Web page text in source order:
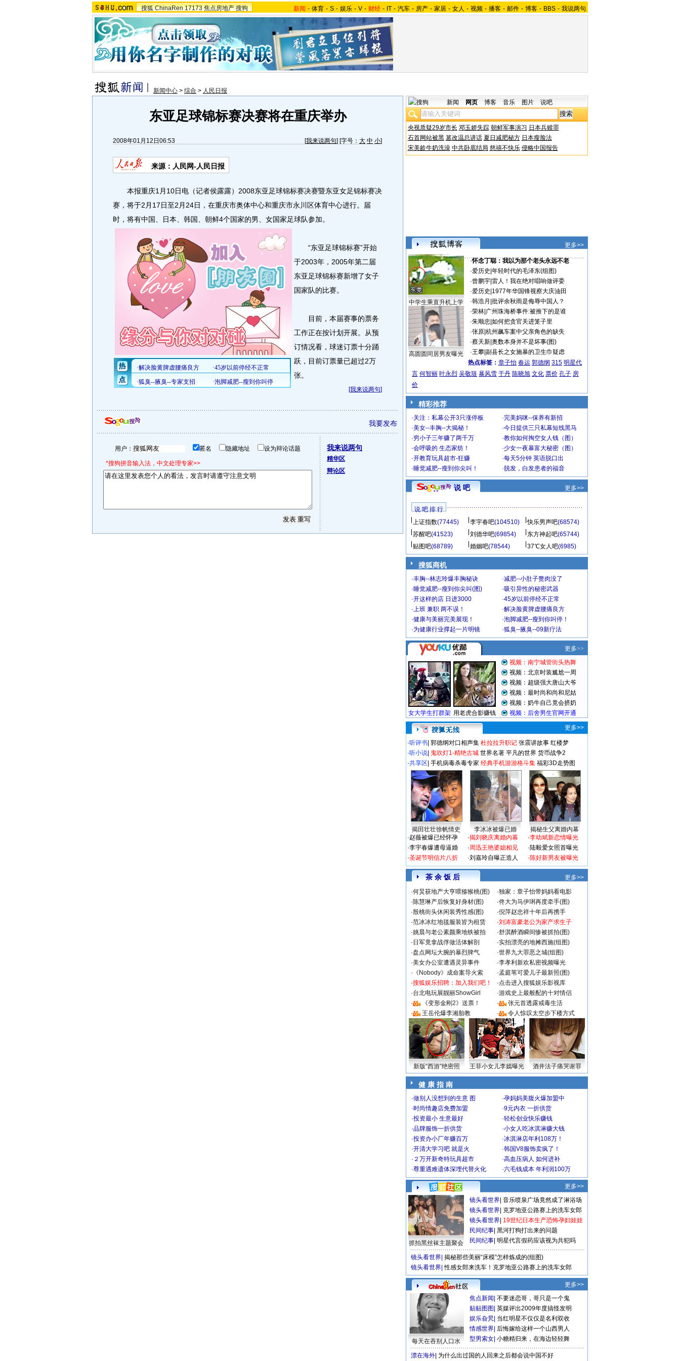
搜狐 ChinaRen 17173 焦点房地产 搜狗 新闻 - 体育 - S - 娱乐 - V - 财经 - IT - 汽车 - 房产 - 家居 - 女人 - 视频 - 播客 - 邮件 - 博客 - BBS - 我说两句
新闻中心 > 综合 > 人民日报
东亚足球锦标赛决赛将在重庆举办
2008年01月12日06:53 [我来说两句] [字号： 大 中 小]
来源：人民网-人民日报
本报重庆1月10日电（记者侯露露）2008东亚足球锦标赛决赛暨东亚女足锦标赛决
赛，将于2月17日至2月24日，在重庆市奥体中心和重庆市永川区体育中心进行。届
时，将有中国、日本、韩国、朝鲜4个国家的男、女国家足球队参加。
“东亚足球锦标赛”开始
于2003年，2005年第二届
东亚足球锦标赛新增了女子
国家队的比赛。
目前，本届赛事的票务
工作正在按计划开展。从预
订情况看，球迷订票十分踊
跃，目前订票量已超过2万
张。
[我来说两句]
我要发布
用户： 匿名 隐藏地址 设为辩论话题
*搜狗拼音输入法，中文处理专家>>
我来说两句
精华区
辩论区
新闻 网页 博客 音乐 图片 说吧
央视质疑29岁市长 邓玉娇失踪 朝鲜军事演习 日本兵赎罪
石首网站被黑 篡改温总讲话 夏日减肥秘方 日本瘦脸法
宋美龄牛奶洗澡 中共卧底结局 慈禧不快乐 侵略中国报告
更多>>
中学生乘直升机上学
高圆圆同居男友曝光
·怀念丁聪：我以为那个老头永远不老
·爱历史 年轻时代的毛泽东(组图)
·曾鹏宇| 雷人！我在绝对唱响做评委
·爱历史 1977年华国锋视察大庆油田
·韩浩月 批评余秋雨是侮辱中国人？
·荣林| 广州珠海桥事件:被推下的是谁
·朱顺忠 如何把贪官关进笼子里
·张原| 杭州飙车案中父亲角色的缺失
·蔡天新| 奥数本身并不是坏事(图)
·王攀| 副县长之女施暴的卫生巾疑虑
热点标签： 章子怡 春运 郭德纲 315 明星代
言 何智丽 叶永烈 吴敬琏 暴风雪 于丹 陈晓旭 文化 票价 孔子 房
价
精彩推荐
·关注：私幕公开3只涨停板 ·完美妈咪--保养有新招
·美女--丰胸--大揭秘！ ·今日提供三只私幕短线黑马
·穷小子三年赚了两千万 ·教你如何掏空女人钱（图）
·会呼吸的 生态家纺！ ·少女一夜暴富大秘密（图）
·开教育玩具超市-狂赚 ·每天5分钟 英语脱口出
·睡觉减肥--瘦到你尖叫！ · 脱发，白发患者的福音
说 吧 更多>>
说 吧 排 行
上证指数(77445) 李宇春吧(104510) 快乐男声吧(68574)
苏醒吧(41523) 刘德华吧(69854) 东方神起吧(65744)
贴图吧(68789) 婚姻吧(78544) 37℃女人吧(6985)
搜狐商机
·丰胸--林志玲爆丰胸秘诀 ·减肥--小肚子赘肉没了
·睡觉减肥--瘦到你尖叫(图) ·吸引异性的秘密武器
·开这样的店 日进3000 ·45岁以前停经不正常
·上班 兼职 两不误！ ·解决脸黄脾虚腰痛良方
·健康与美丽完美展现！ ·泡脚减肥--瘦到你叫停！
·为健康行业撑起一片明镜 ·狐臭--腋臭--09新疗法
更多>>
·听评书 郭德纲对口相声集 杜拉拉升职记 张震讲故事 红楼梦
·听小说 鬼吹灯1-精绝古城 世界名著 平凡的世界 货币战争2
·共享区 手机病毒杀毒专家 经典手机游游格斗集 福彩3D走势图
揭田壮壮徐帆情史 李冰冰被爆已婚
揭秘生父离婚内幕
·赵薇被爆已经怀孕
·李宇春爆遭母逼婚
·圣诞节明信片八折
·揭刘晓庆离婚内幕
·周迅王艳婆媳相见
·刘嘉玲自曝正造人
·李幼斌新恋情曝光
·陆毅爱女照首曝光
·陈好新男友被曝光
茶 余 饭 后
更多>>
·何炅获地产大亨喂猕猴桃(图) ·独家：章子怡带妈妈看电影
·陈慧琳产后恢复好身材(图) ·佟大为马伊琍再度牵手(图)
·殷桃街头休闲装秀性感(图) ·倪萍赵忠祥十年后再携手
·范冰冰红地毯服装皆为租赁 ·刘涛富豪老公为家产求生子
·姚晨与老公素颜乘地铁被拍 ·舒淇醉酒瞬间惨被抓拍(图)
· 日军竟拿战俘做活体解剖 ·实拍漂亮的地摊西施(组图)
·盘点网坛大腕的暴烈脾气 ·世界九大罪恶之城(组图)
·美女办公室遭遇灵异事件 ·李孝利新欢私密视频曝光
· 《Nobody》成命案导火索 ·孟庭苇可爱儿子最新照(图)
·搜狐娱乐招聘：加入我们吧！ ·点击进入搜狐娱乐影视库
·台北电玩展靓丽ShowGirl ·游戏史上最般配的十对情侣
·
《变形金刚2》送票！ ·
张元首透露戒毒生活
·
王岳伦爆李湘胎教 · 令人惊叹太空步下楼方式
新版“西游”绝密照 王菲小女儿李嫣曝光 酒井法子痛哭谢罪
健 康 指 南
·做别人没想到的生意 图 ·孕妈妈美腹火爆加盟中
·时尚情趣店免费加盟 ·9元内衣 一折供货
·投资最小 生意最好 ·轻松创业快乐赚钱
·品牌服饰一折供货 ·小女人吃冰淇淋赚大钱
·投资办小厂年赚百万 ·冰淇淋店年利108万！
·开清大学习吧 就是火 ·韩国V8服饰卖疯了！
· ２万开新奇特玩具超市 ·高血压病人 如何进补
·尊重遇难遗体深埋代替火化 ·六毛钱成本 年利润100万
更多>>
抓拍黑丝袜主题聚会
镜头看世界 音乐喷泉广场竟然成了淋浴场
镜头看世界 克罗地亚公路赛上的洗车女郎
镜头看世界 19世纪日本生产恐怖孕妇娃娃
民间纪事 黑河打狗打出来的问题
民间纪事 明星代言假药应该视为共犯吗
镜头看世界 揭秘那些美丽“床模”怎样炼成的(组图)
镜头看世界 性感女郎来洗车！克罗地亚公路赛上的洗车女郎
更多>>
每天在吞别人口水
焦点新闻 不要迷恋哥，哥只是一个鬼
贴贴图图 英媒评出2009年度搞怪发明
娱乐旮旯 当红明星不仅仅是名利双收
情感世界 后悔嫁给这样一个山西男人
型男索女 小糖精归来，在海边轻轻舞
漂在海外 为什么出过国的人回来之后都会说中国不好